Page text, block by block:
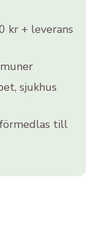
kr + leverans
sjukhus
till